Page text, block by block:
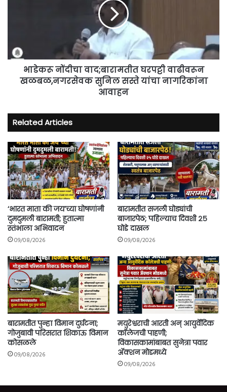
सस्ते
यांचा
नागरिकांना
आवाहन
भाडेकरू नोंदीचा वाद;बारामतीत घरपट्टी वाढीवरून
खळबळ,नगरसेवक सुनिल सस्ते यांचा नागरिकांना
आवाहन
Related Articles
‘भारत माता की जय’च्या घोषणांनी
दुमदुमली बारामती; हुतात्मा
स्तंभाला अभिवादन
09/08/2026
बारामतीत सजली घोड्यांची
बाजारपेठ; पहिल्याच दिवशी २५
घोडे दाखल
09/08/2026
बारामतीत पुन्हा विमान दुर्घटना;
गोजुबावी परिसरात शिकाऊ विमान
कोसळले
09/08/2026
मयुरेश्वराची आरती अन् आयुर्वेदिक
कॉलेजची पाहणी;
विकासकामांबाबत सुनेत्रा पवार
ॲक्शन मोडमध्ये
09/08/2026